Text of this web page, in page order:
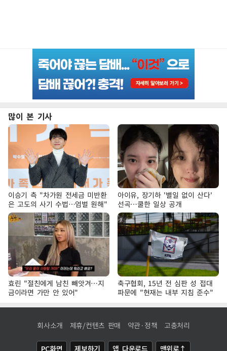
많이 본 기사
이승기 측 "차가원 전세금 미반환
은 고도의 사기 수법…엄벌 원해"
아이유, 장기하 '별일 없이 산다'
선곡…쿨한 일상 공개
효린 "절친에게 남친 빼앗겨…지
금이라면 가만 안 있어"
축구협회, 15년 전 심판 성 접대
파문에 "현재는 내부 지침 준수"
회사소개 제휴/컨텐츠 판매 약관·정책 고충처리
PC화면 제보하기 앱 다운로드 맨위로↑